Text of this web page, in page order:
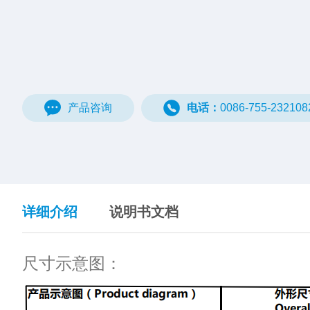
产品咨询 电话： 0086-755-
详细介绍 说明书文档
尺寸示意图：